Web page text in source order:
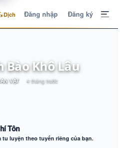
Dịch Đăng nhập Đăng ký
Bào Khô Lâu
VẬT 4 tháng trước
Tôn
tu luyện theo tuyến riêng của bạn.